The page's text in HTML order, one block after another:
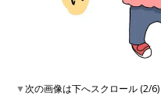
▼次の画像は下へスクロール (2/6)